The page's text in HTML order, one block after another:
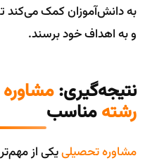
به دانش‌آموزان کمک می‌کند
و به اهداف خود برسند.
نتیجه‌گیری:
رشتهمناسب
مشاوره تحصیلییکی از